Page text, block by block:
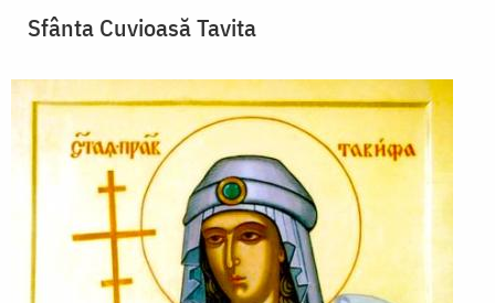
Sfânta Cuvioasă Tavita